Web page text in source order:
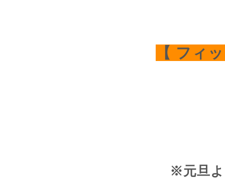
【 フィ
※元旦